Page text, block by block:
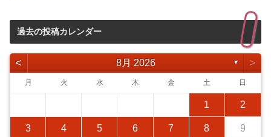
過去の投稿カレンダー
< 8月 2026 ▼ >
月 火 水 木 金 土 日
1 2
3 4 5 6 7 8 9